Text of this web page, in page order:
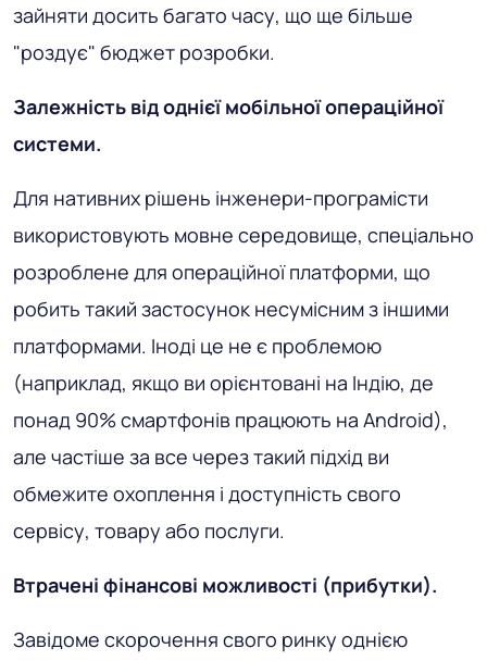
зайняти досить багато часу, що ще більше
"роздує" бюджет розробки.
Залежність від однієї мобільної операційної
системи.
Для нативних рішень інженери-програмісти
використовують мовне середовище, спеціально
розроблене для операційної платформи, що
робить такий застосунок несумісним з іншими
платформами. Іноді це не є проблемою
(наприклад, якщо ви орієнтовані на Індію, де
понад 90% смартфонів працюють на Android),
але частіше за все через такий підхід ви
обмежите охоплення і доступність свого
сервісу, товару або послуги.
Втрачені фінансові можливості (прибутки).
Завідоме скорочення свого ринку однією